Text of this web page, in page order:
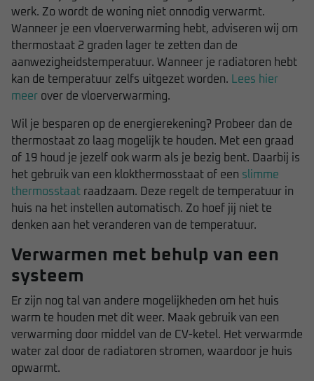
werk. Zo wordt de woning niet onnodig verwarmt.
Wanneer je een vloerverwarming hebt, adviseren wij om
thermostaat 2 graden lager te zetten dan de
aanwezigheidstemperatuur. Wanneer je radiatoren hebt
kan de temperatuur zelfs uitgezet worden.
Lees hier
meer over de vloerverwarming.
Wil je besparen op de energierekening? Probeer dan de
thermostaat zo laag mogelijk te houden. Met een graad
of 19 houd je jezelf ook warm als je bezig bent. Daarbij is
het gebruik van een klokthermosstaat of een slimme
thermosstaat raadzaam. Deze regelt de temperatuur in
huis na het instellen automatisch. Zo hoef jij niet te
denken aan het veranderen van de temperatuur.
Verwarmen met behulp van een
systeem
Er zijn nog tal van andere mogelijkheden om het huis
warm te houden met dit weer. Maak gebruik van een
verwarming door middel van de CV-ketel. Het verwarmde
water zal door de radiatoren stromen, waardoor je huis
opwarmt.